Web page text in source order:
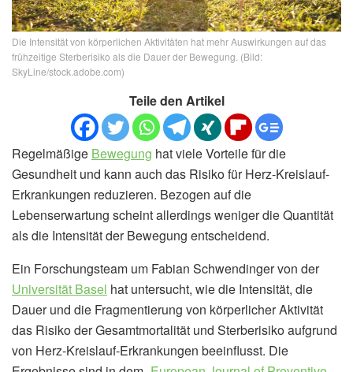
Die Intensität von körperlichen Aktivitäten hat mehr Auswirkungen auf das
frühzeitige Sterberisiko als die Dauer der Bewegung. (Bild:
SkyLine/stock.adobe.com)
Teile den Artikel
Regelmäßige Bewegung hat viele Vorteile für die
Gesundheit und kann auch das Risiko für Herz-Kreislauf-
Erkrankungen reduzieren. Bezogen auf die
Lebenserwartung scheint allerdings weniger die Quantität
als die Intensität der Bewegung entscheidend.
Ein Forschungsteam um Fabian Schwendinger von der
Universität Basel hat untersucht, wie die Intensität, die
Dauer und die Fragmentierung von körperlicher Aktivität
das Risiko der Gesamtmortalität und Sterberisiko aufgrund
von Herz-Kreislauf-Erkrankungen beeinflusst. Die